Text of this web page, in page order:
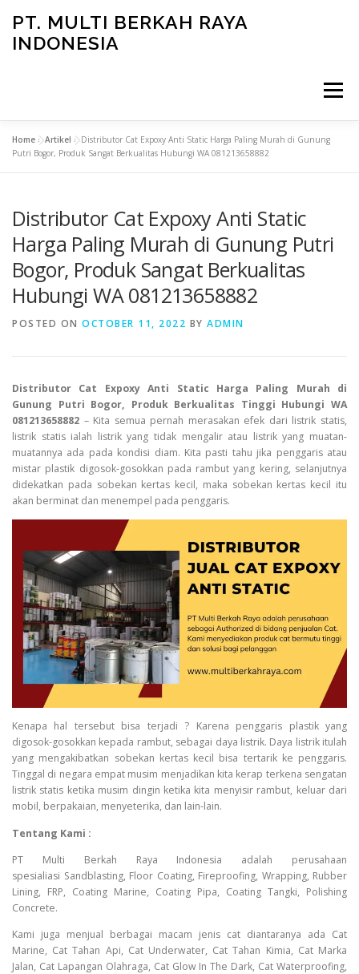
content
PT. MULTI BERKAH RAYA
INDONESIA
Menu
CONTACT
Home »Artikel »Distributor Cat Expoxy Anti Static Harga Paling Murah di Gunung
Putri Bogor, Produk Sangat Berkualitas Hubungi WA 081213658882
Distributor Cat Expoxy Anti Static
Harga Paling Murah di Gunung Putri
Bogor, Produk Sangat Berkualitas
Hubungi WA 081213658882
POSTED ON OCTOBER 11, 2022 BY ADMIN
Distributor Cat Expoxy Anti Static Harga Paling Murah di
Gunung Putri Bogor, Produk Berkualitas Tinggi Hubungi WA
081213658882 – Kita semua pernah merasakan efek dari listrik statis,
listrik statis ialah listrik yang tidak mengalir atau listrik yang muatan-
muatannya ada pada kondisi diam. Kita pasti tahu jika penggaris atau
mistar plastik digosok-gosokkan pada rambut yang kering, selanjutnya
didekatkan pada sobekan kertas kecil, maka sobekan kertas kecil itu
akan berminat dan menempel pada penggaris.
Kenapa hal tersebut bisa terjadi ? Karena penggaris plastik yang
digosok-gosokkan kepada rambut, sebagai daya listrik. Daya listrik itulah
yang mengakibatkan sobekan kertas kecil bisa tertarik ke penggaris.
Tinggal di negara empat musim menjadikan kita kerap terkena sengatan
listrik statis ketika musim dingin ketika kita menyisir rambut, keluar dari
mobil, berpakaian, menyeterika, dan lain-lain.
Tentang Kami :
PT Multi Berkah Raya Indonesia adalah perusahaan
spesialiasi Sandblasting, Floor Coating, Fireproofing, Wrapping, Rubber
Lining, FRP, Coating Marine, Coating Pipa, Coating Tangki, Polishing
Concrete.
Kami juga menjual berbagai macam jenis cat diantaranya ada Cat
Marine, Cat Tahan Api, Cat Underwater, Cat Tahan Kimia, Cat Marka
Jalan, Cat Lapangan Olahraga, Cat Glow In The Dark, Cat Waterproofing,